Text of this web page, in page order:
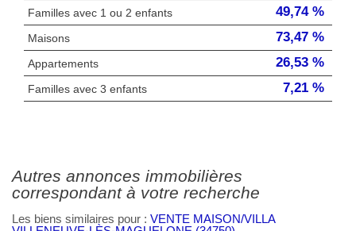
Familles avec 1 ou 2 enfants 49,74 %
Maisons 73,47 %
Appartements 26,53 %
Familles avec 3 enfants 7,21 %
autres annonces immobilières
correspondant à votre recherche
Les biens similaires pour : VENTE MAISON/VILLA